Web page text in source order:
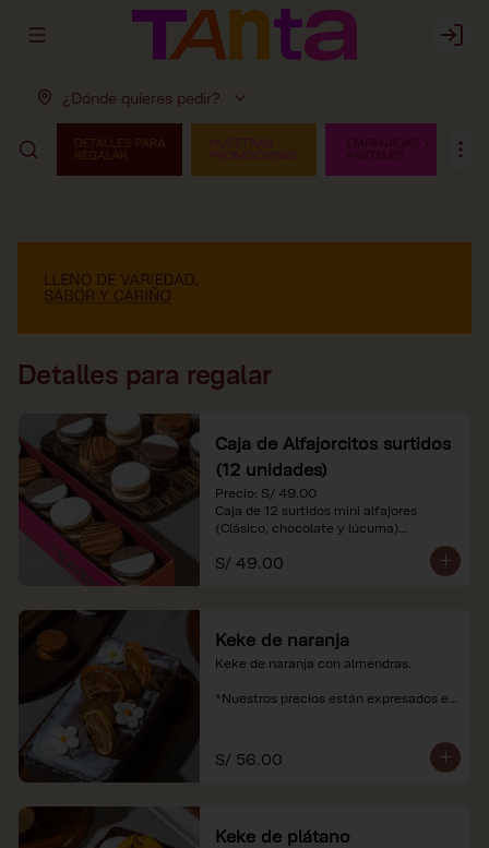
Abrir menu de navegación Login
¿Dónde quieres pedir?
Detalles para regalar
Caja de Alfajorcitos surtidos
(12 unidades)
Precio: S/ 49.00
Caja de 12 surtidos mini alfajores
(Clásico, chocolate y lúcuma)
*Nuestros precios están expresados en
S/ 49.00
Keke de naranja
Keke de naranja con almendras.
*Nuestros precios están expresados en
S/ 56.00
Keke de plátano